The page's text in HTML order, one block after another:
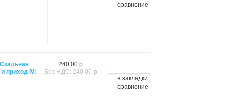
сравнение
в закладки
сравнение
240.00 р.
Без НДС: 240.00 р.
приход М: